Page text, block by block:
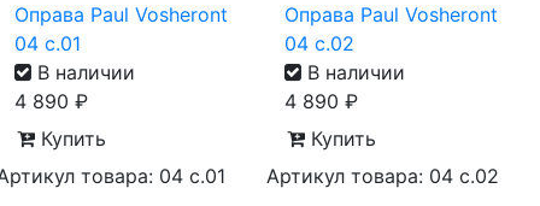
Оправа Paul Vosheront
04 с.01
В наличии
4 890 ₽
Купить
товара: 04 с.01
Оправа Paul Vosheront
04 с.02
В наличии
4 890 ₽
Купить
Артикул товара: 04 с.02